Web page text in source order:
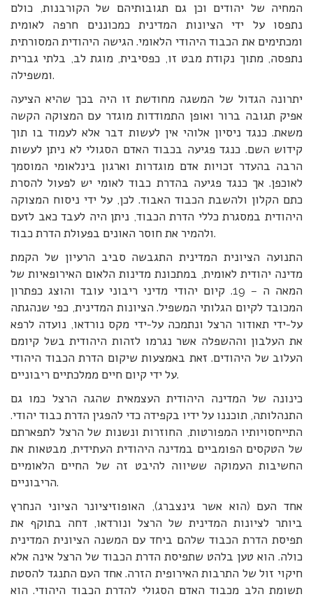
המחיה של יהודים וכן גם תגובותיהם של הקורבנות, כולם
נתפסו על ידי הציונות המדינית כמכוננים חרפה לאומית
ומכתימים את הכבוד היהודי הלאומי. הגישה היהודית המסורתית
נתפסה, מתוך נקודת מבט זו, כפסיבית, מוגת לב, בלתי גברית
ומשפילה.
יתרונה הגדול של המשגה מחודשת זו היה בכך שהיא הציעה
אפיק תגובה ברור ואופן התמודדות מוגדר עם המצוקה הקשה
משאת. כנגד ניסיון אלוהי אין לעשות דבר אלא לעמוד בו תוך
קידוש השם. כנגד פגיעה בכבוד האדם הסגולי לא ניתן לעשות
הרבה בהעדר זכויות אדם מוגדרות וארגון בינלאומי המוסמך
לאוכפן. אך כנגד פגיעה בהדרת כבוד לאומי יש לפעול להסרת
כתם הקלון ולהשבת הכבוד האבוד. לכן, על ידי ניסוח המצוקה
היהודית במסגרת כללי הדרת הכבוד, ניתן היה לעבד כאב לזעם
ולהמיר את חוסר האונים בפעולת הדרת כבוד.
התנועה הציונית המדינית התגבשה סביב הרעיון של הקמת
מדינה יהודית לאומית, במתכונת מדינות הלאום האירופאיות של
המאה ה – 19. קיום יהודי מדיני ריבוני עובד והוצג כפתרון
המכובד לקיום הגלותי המשפיל. הציונות המדינית, כפי שנהגתה
על-ידי תאודור הרצל ונתמכה על-ידי מקס נורדאו, נועדה לרפא
את העלבון וההשפלה אשר נגרמו לזהות היהודית בשל קיומם
העלוב של היהודים. זאת באמצעות שיקום הדרת הכבוד היהודי
על ידי קיום חיים ממלכתיים ריבוניים.
כינונה של המדינה היהודית העצמאית שהגה הרצל כמו גם
התנהלותה, תוכננו על ידיו בקפידה כדי להפגין הדרת כבוד יהודי.
התייחסויותיו המפורטות, החוזרות ונשנות של הרצל לתפארתם
של הטקסים הפומביים במדינה היהודית העתידית, מבטאות את
החשיבות העמוקה ששיווה להיבט זה של החיים הלאומיים
הריבוניים.
אחד העם (הוא אשר גינצברג), האופוזיציונר הציוני הנחרץ
ביותר לציונות המדינית של הרצל ונורדאו, דחה בתוקף את
תפיסת הדרת הכבוד שלהם ביחד עם המשנה הציונית המדינית
כולה. הוא טען בלהט שתפיסת הדרת הכבוד של הרצל אינה אלא
חיקוי זול של התרבות האירופית הזרה. אחד העם התנגד להסטת
תשומת הלב מכבוד האדם הסגולי להדרת הכבוד היהודי. הוא